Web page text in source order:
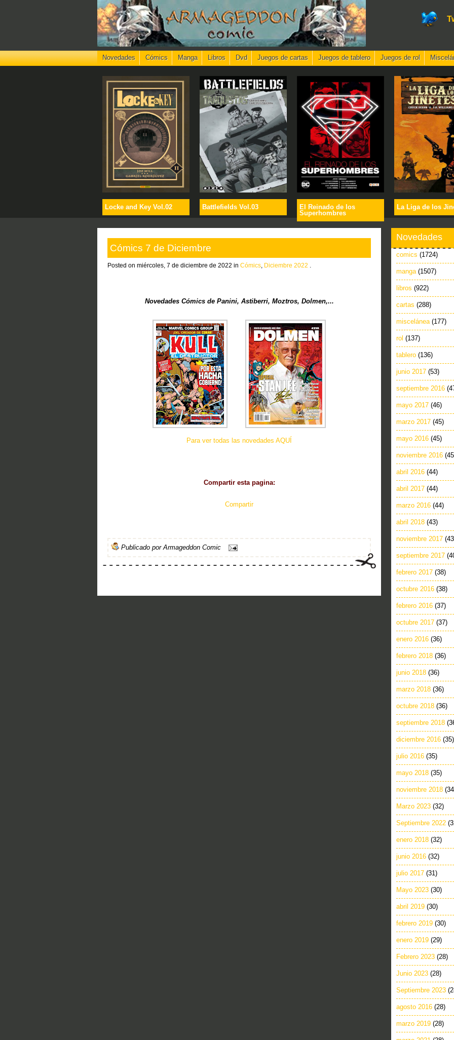
Novedades Cómics Manga Libros Dvd Juegos de cartas Juegos de tablero Juegos de rol
Locke and Key Vol.02 Battlefields Vol.03
El Reinado de los
Superhombres
La Liga de los
Cómics 7 de Diciembre
Posted on miércoles, 7 de diciembre de 2022 in Cómics Diciembre 2022
Novedades Cómics de Panini, Astiberri, Moztros, Dolmen,...
Para ver todas las novedades AQUÍ
Compartir esta pagina:
Compartir
Publicado porArmageddon Comic
Novedades
comics (1724)
manga (1507)
libros (922)
cartas (288)
miscelánea (177)
rol (137)
tablero (136)
junio 2017 (53)
septiembre 2016
mayo 2017 (46)
marzo 2017 (45)
mayo 2016 (45)
noviembre 2016
abril 2016 (44)
abril 2017 (44)
marzo 2016 (44)
abril 2018 (43)
noviembre 2017
septiembre 2017
febrero 2017 (38)
octubre 2016 (38)
febrero 2016 (37)
octubre 2017 (37)
enero 2016 (36)
febrero 2018 (36)
junio 2018 (36)
marzo 2018 (36)
octubre 2018 (36)
septiembre 2018
diciembre 2016 (35)
julio 2016 (35)
mayo 2018 (35)
noviembre 2018
Marzo 2023 (32)
Septiembre 2022
enero 2018 (32)
junio 2016 (32)
julio 2017 (31)
Mayo 2023 (30)
abril 2019 (30)
febrero 2019 (30)
enero 2019 (29)
Febrero 2023 (28)
Junio 2023 (28)
Septiembre 2023
agosto 2016 (28)
marzo 2019 (28)